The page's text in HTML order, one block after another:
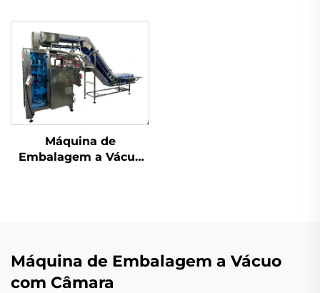
Máquina de
Embalagem a Vácuo
Máquina de Embalagem a Vácuo
com Câmara